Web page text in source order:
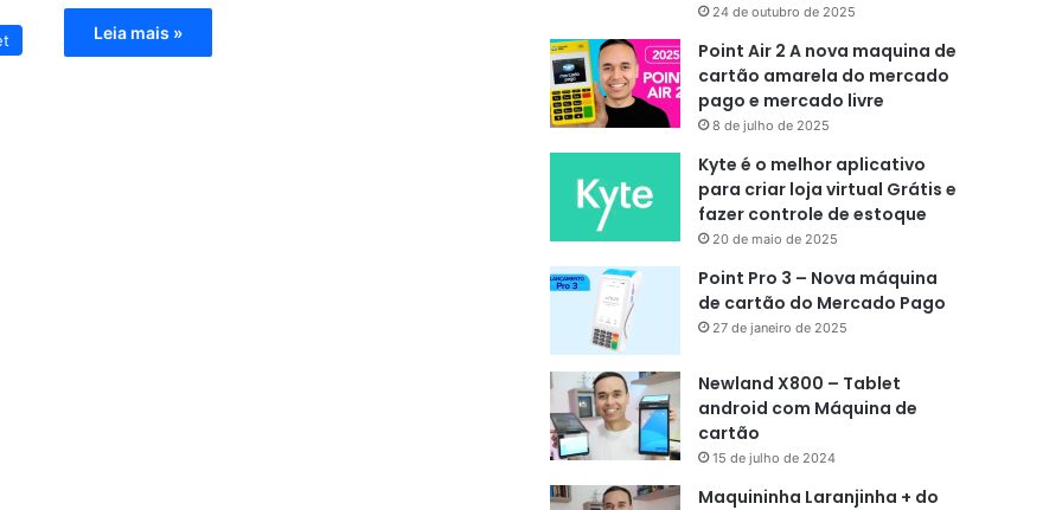
Leia mais »
24 de outubro de 2025
Point Air 2 A nova maquina de
cartão amarela do mercado
pago e mercado livre
8 de julho de 2025
Kyte é o melhor aplicativo
para criar loja virtual Grátis e
fazer controle de estoque
20 de maio de 2025
Point Pro 3 – Nova máquina
de cartão do Mercado Pago
27 de janeiro de 2025
Newland X800 – Tablet
android com Máquina de
cartão
15 de julho de 2024
Maquininha Laranjinha + do